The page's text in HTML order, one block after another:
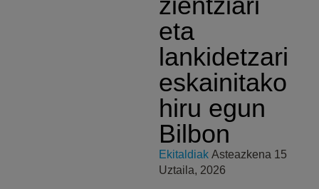
eta
lankidetzari
eskainitako
hiru egun
Bilbon
Ekitaldiak Asteazkena 15
Uztaila, 2026